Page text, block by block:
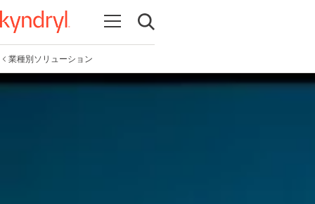
Open navigation
Open search
業種別ソリューション